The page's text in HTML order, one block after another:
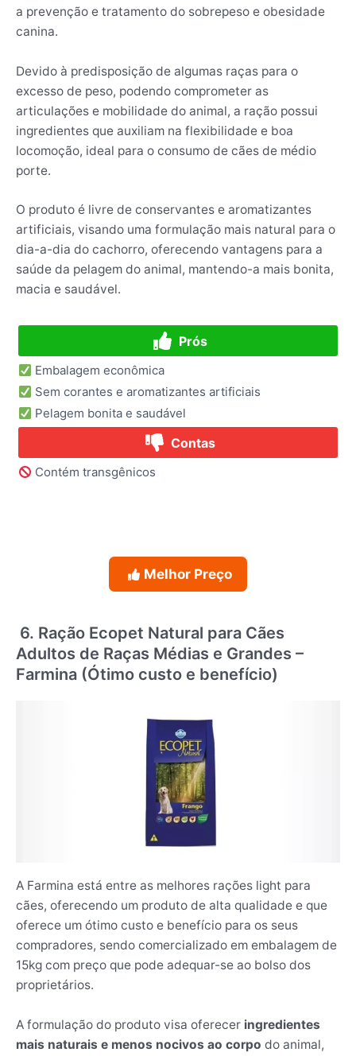
a prevenção e tratamento do sobrepeso e obesidade
canina.
Devido à predisposição de algumas raças para o
excesso de peso, podendo comprometer as
articulações e mobilidade do animal, a ração possui
ingredientes que auxiliam na flexibilidade e boa
locomoção, ideal para o consumo de cães de médio
porte.
O produto é livre de conservantes e aromatizantes
artificiais, visando uma formulação mais natural para o
dia-a-dia do cachorro, oferecendo vantagens para a
saúde da pelagem do animal, mantendo-a mais bonita,
macia e saudável.
Prós
Embalagem econômica
Sem corantes e aromatizantes artificiais
Pelagem bonita e saudável
Contas
Contém transgênicos
Melhor Preço
6. Ração Ecopet Natural para Cães
Adultos de Raças Médias e Grandes –
Farmina (Ótimo custo e benefício)
A Farmina está entre as melhores rações light para
cães, oferecendo um produto de alta qualidade e que
oferece um ótimo custo e benefício para os seus
compradores, sendo comercializado em embalagem de
15kg com preço que pode adequar-se ao bolso dos
proprietários.
A formulação do produto visa oferecer ingredientes
mais naturais e menos nocivos ao corpo do animal,